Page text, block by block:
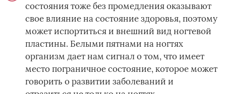
состояния тоже без промедления оказывают
свое влияние на состояние здоровья, поэтому
может испортиться и внешний вид ногтевой
пластины. Белыми пятнами на ногтях
организм дает нам сигнал о том, что имеет
место пограничное состояние, которое может
говорить о развитии заболеваний и